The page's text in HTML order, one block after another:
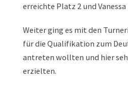
erreichte Platz 2 und Vanessa
Weiter ging es mit den
für die Qualifikation zum
antreten wollten und hier
erzielten.